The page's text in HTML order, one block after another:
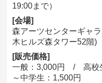
19:00まで）
[会場]
森アーツセンターギャ
木ヒルズ森タワー52階)
[販売価格]
一般：3,000円 / 高校
～中学生：1,500円